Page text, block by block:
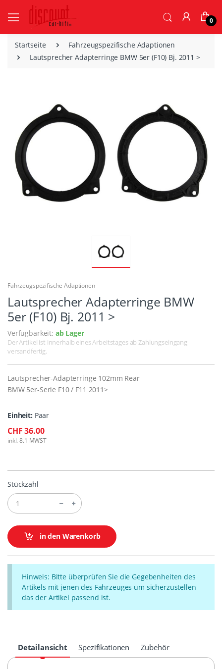
0
Startseite
Fahrzeugspezifische Adaptionen
Lautsprecher Adapterringe BMW 5er (F10) Bj. 2011 >
Fahrzeugspezifische Adaptionen
Lautsprecher Adapterringe BMW
5er (F10) Bj. 2011 >
Verfügbarkeit: ab Lager
Der Artikel ist innerhalb eines Arbeitstages ab Zahlungseingang
versandfertig.
Lautsprecher-Adapterringe 102mm Rear
BMW 5er-Serie F10 / F11 2011>
Einheit: Paar
CHF 36.00
inkl. 8.1 MWST
Stückzahl
in den Warenkorb
Hinweis: Bitte überprüfen Sie die Gegebenheiten des
Artikels mit jenen des Fahrzeuges um sicherzustellen
das der Artikel passend ist.
Detailansicht Spezifikationen Zubehör